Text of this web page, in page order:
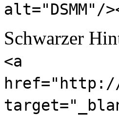
alt="DSMM"/
Schwarzer
<a